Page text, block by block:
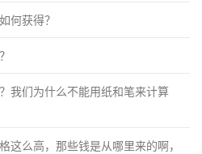
何获得？
我们为什么不能用纸和笔来计算
这么高，那些钱是从哪里来的啊，